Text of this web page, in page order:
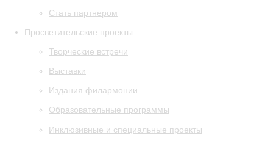
Стать партнером
Просветительские проекты
Творческие встречи
Выставки
Издания филармонии
Образовательные программы
Инклюзивные и специальные проекты